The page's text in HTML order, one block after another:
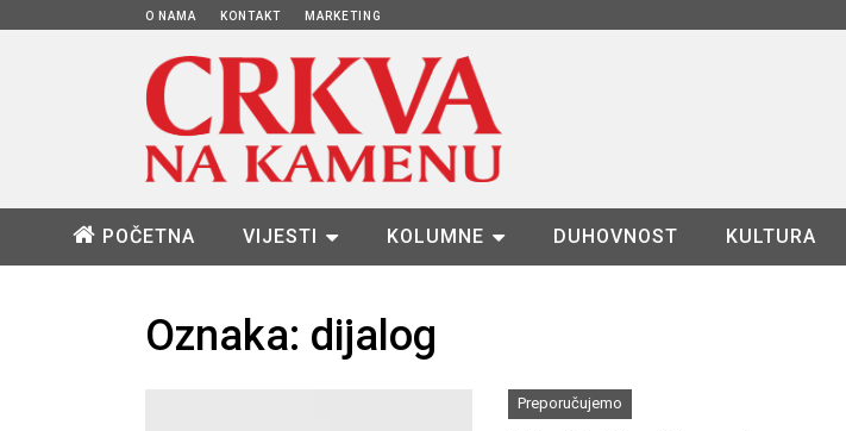
O NAMA KONTAKT MARKETING
POČETNA VIJESTI KOLUMNE DUHOVNOST KULTURA
Oznaka: dijalog
Preporučujemo